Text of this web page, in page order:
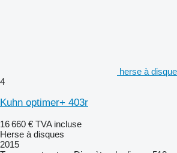
herse à
4
Kuhn optimer+ 403r
16 660 € TVA incluse
Herse à disques
2015